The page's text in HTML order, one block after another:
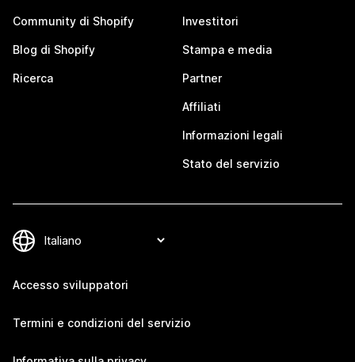
Community di Shopify
Blog di Shopify
Ricerca
Investitori
Stampa e media
Partner
Affiliati
Informazioni legali
Stato del servizio
Accesso sviluppatori
Termini e condizioni del servizio